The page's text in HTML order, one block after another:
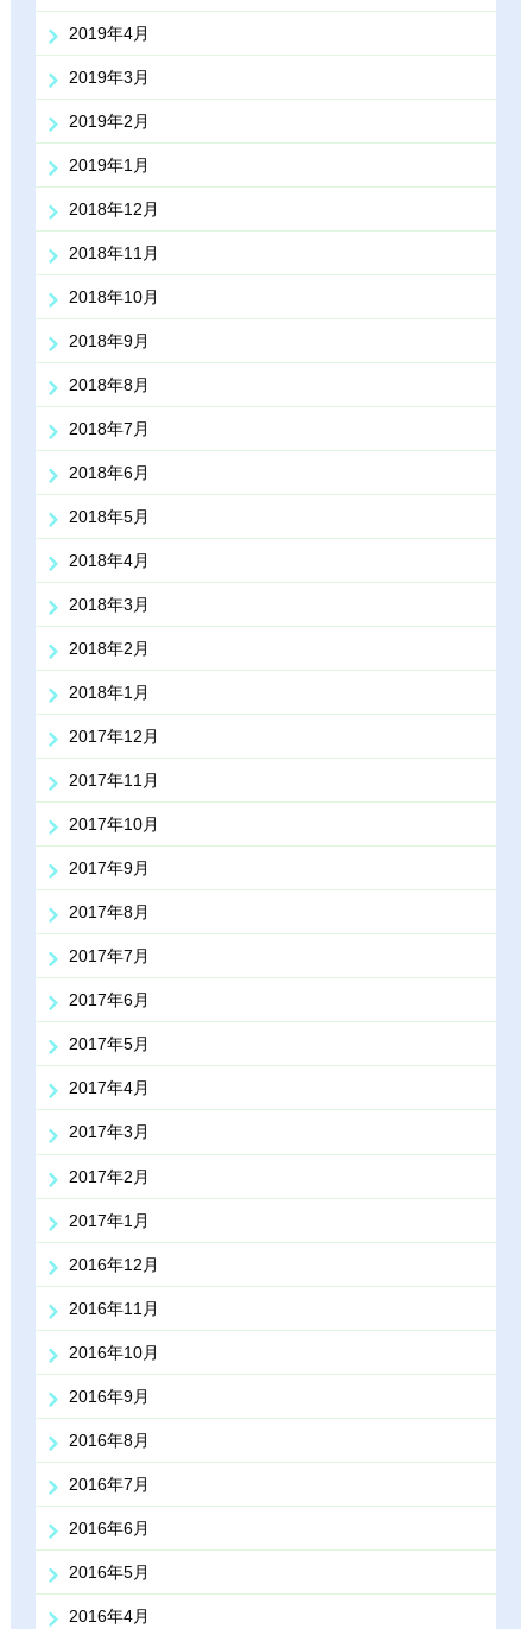
2019年4月
2019年3月
2019年2月
2019年1月
2018年12月
2018年11月
2018年10月
2018年9月
2018年8月
2018年7月
2018年6月
2018年5月
2018年4月
2018年3月
2018年2月
2018年1月
2017年12月
2017年11月
2017年10月
2017年9月
2017年8月
2017年7月
2017年6月
2017年5月
2017年4月
2017年3月
2017年2月
2017年1月
2016年12月
2016年11月
2016年10月
2016年9月
2016年8月
2016年7月
2016年6月
2016年5月
2016年4月